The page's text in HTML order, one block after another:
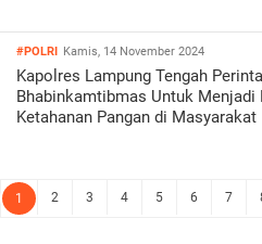
#POLRI Kamis, 14 November 2024
Kapolres Lampung Tengah
Bhabinkamtibmas Untuk Menjadi
Ketahanan Pangan di Masyarakat
1 2 3 4 5 6 7